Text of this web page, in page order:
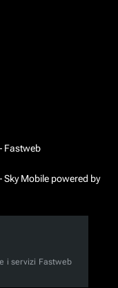
Fastweb
Mobile powered by
i servizi Fastweb